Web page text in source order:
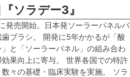
ソラデー3』
発売開始。日本発ソーラーパネルパ
歯ブラシ。 開発に5年かかるが「酸
と「ソーラーパネル」の組み合わ
果向上に寄与。 世界各国での特許
数々の基礎・臨床実験を実施。 ソラ